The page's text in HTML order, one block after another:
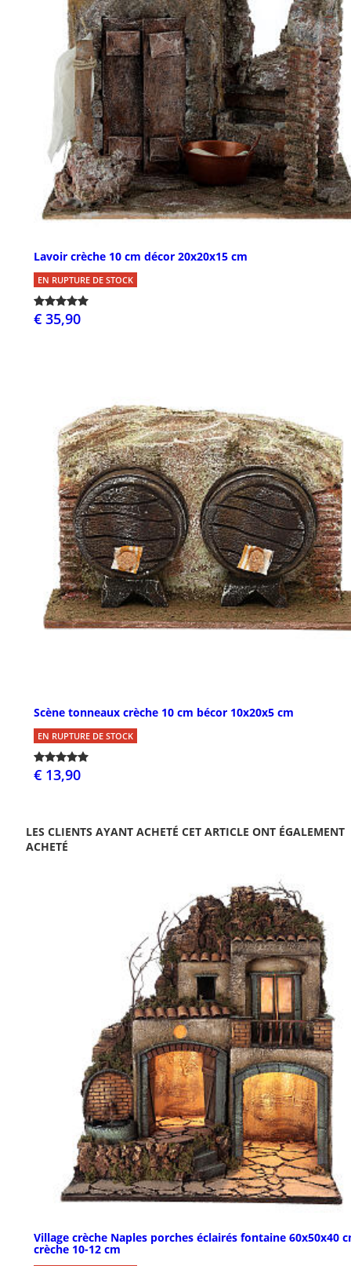
Lavoir crèche 10 cm décor 20x20x15 cm
EN RUPTURE DE STOCK
€ 35,90
Scène tonneaux crèche 10 cm bécor 10x20x5 cm
EN RUPTURE DE STOCK
€ 13,90
LES CLIENTS AYANT ACHETÉ CET ARTICLE ONT ÉGALEMENT
ACHETÉ
Village crèche Naples porches éclairés fontaine 60x50x40
crèche 10-12 cm